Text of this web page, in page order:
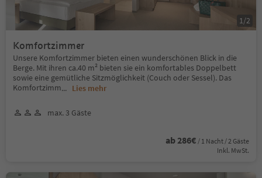
Komfortzimmer
Unsere Komfortzimmer bieten einen wunderschönen Blick in die
Berge. Mit ihren ca.40 m² bieten sie ein komfortables Doppelbett
sowie eine gemütliche Sitzmöglichkeit (Couch oder Sessel). Das
Komfortzimm... Lies mehr
max. 3 Gäste
ab 286€ / 1 Nacht / 2 Gäste
Inkl. MwSt.
1 /2